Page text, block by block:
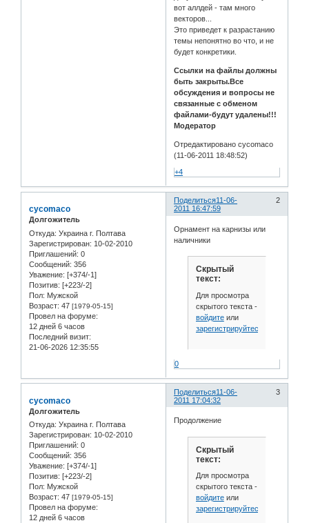
вот аллдей - там много
векторов...
Это приведет к разрастанию
темы непонятно во что, и не
будет конкретики.
Ссылки на файлы должны
быть закрыты.Все
обсуждения и вопросы не
связанные с обменом
файлами-будут удалены!!!
Модератор
Отредактировано cycomaco
(11-06-2011 18:48:52)
+4
Поделиться 2
11-06-
2011 16:47:59
cycomaco
Долгожитель
Откуда: Украина г. Полтава
Зарегистрирован: 10-02-2010
Приглашений: 0
Сообщений: 356
Уважение: [+374/-1]
Позитив: [+223/-2]
Пол: Мужской
Возраст: 47 [1979-05-15]
Провел на форуме:
12 дней 6 часов
Последний визит:
21-06-2026 12:35:55
Орнамент на карнизы или
наличники
Скрытый
текст:
Для просмотра
скрытого текста -
войдитеили
зарегистрируйтесь
0
Поделиться 3
11-06-
2011 17:04:32
cycomaco
Долгожитель
Откуда: Украина г. Полтава
Зарегистрирован: 10-02-2010
Приглашений: 0
Сообщений: 356
Уважение: [+374/-1]
Позитив: [+223/-2]
Пол: Мужской
Возраст: 47 [1979-05-15]
Провел на форуме:
12 дней 6 часов
Продолжение
Скрытый
текст:
Для просмотра
скрытого текста -
войдитеили
зарегистрируйтесь